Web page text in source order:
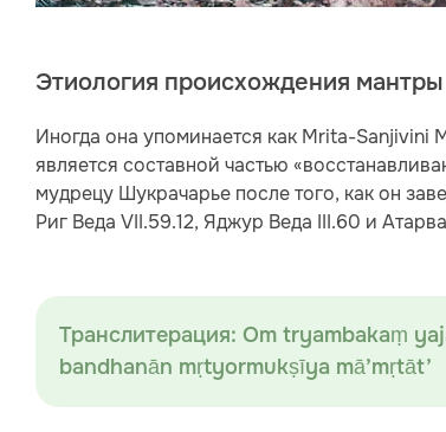
Этиология происхождения мантры
Иногда она упоминается как Mrita-
является составной частью
мудрецу Шукрачарье после того, как он
Риг Веда VII.59.12, Яджур Веда III.60 и Атарва
Транслитерация: Om tryambakaṃ
bandhanān mṛtyormukṣīya mā’mṛtāt’